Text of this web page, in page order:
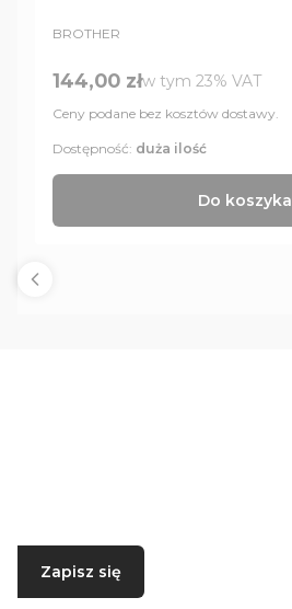
PRODUCENT
BROTHER
Cena brutto
144,00 złw tym %s VAT
w tym 23% VAT
Ceny podane bez kosztów dostawy.
Do koszyka
Dostępność: duża ilość
Zapisz się